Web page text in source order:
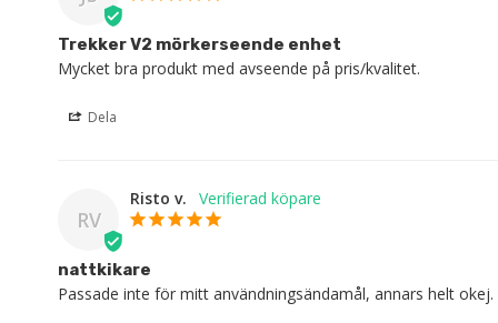
Trekker V2 mörkerseende enhet
Mycket bra produkt med avseende på pris/kvalitet.
Dela
RV
Risto v.
nattkikare
Passade inte för mitt användningsändamål, annars helt okej.